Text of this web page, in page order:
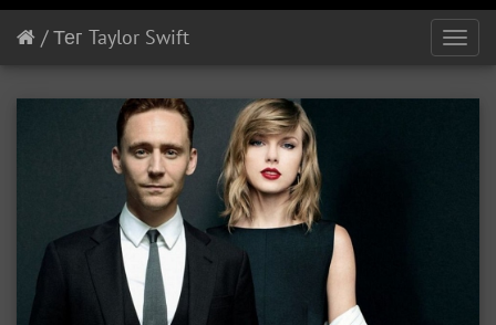
/Тег Taylor Swift